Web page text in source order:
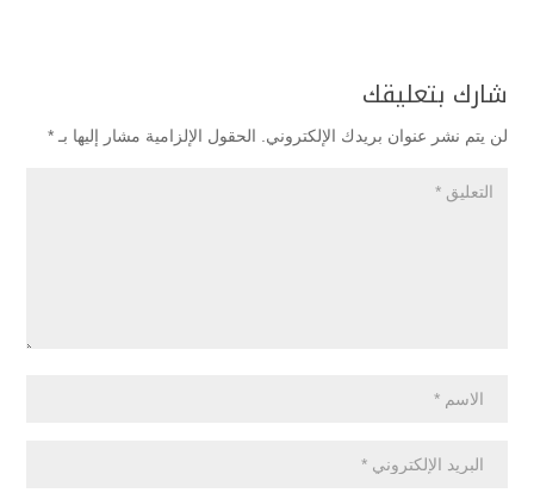
شارك بتعليقك
لن يتم نشر عنوان بريدك الإلكتروني. الحقول الإلزامية مشار إليها بـ *